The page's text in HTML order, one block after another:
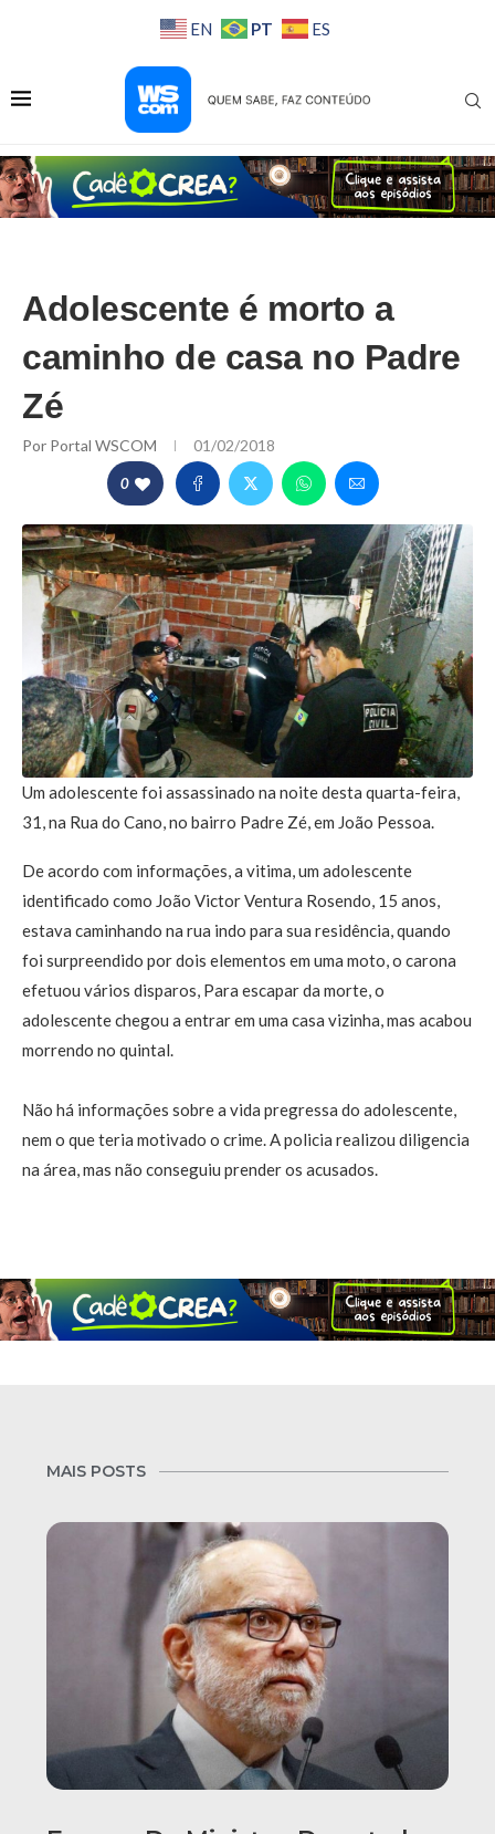
EN PT ES
Adolescente é morto a
caminho de casa no Padre
Zé
Por Portal WSCOM 01/02/2018
0
Um adolescente foi assassinado na noite desta quarta-feira,
31, na Rua do Cano, no bairro Padre Zé, em João Pessoa.
De acordo com informações, a vitima, um adolescente
identificado como João Victor Ventura Rosendo, 15 anos,
estava caminhando na rua indo para sua residência, quando
foi surpreendido por dois elementos em uma moto, o carona
efetuou vários disparos, Para escapar da morte, o
adolescente chegou a entrar em uma casa vizinha, mas acabou
morrendo no quintal.
Não há informações sobre a vida pregressa do adolescente,
nem o que teria motivado o crime. A policia realizou diligencia
na área, mas não conseguiu prender os acusados.
MAIS POSTS